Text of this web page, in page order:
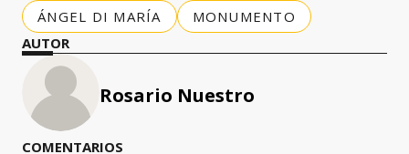
ÁNGEL DI MARÍA
MONUMENTO
AUTOR
Rosario Nuestro
COMENTARIOS